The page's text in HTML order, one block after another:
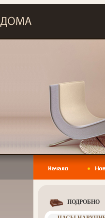
ПОДРОБНО